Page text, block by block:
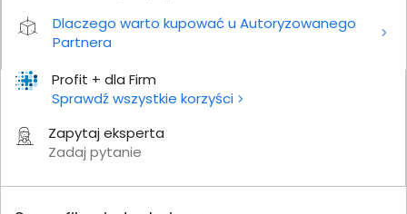
Profit + dla Firm
Sprawdź wszystkie korzyści
Zapytaj eksperta
Zadaj pytanie
Dlaczego warto kupować u Autoryzowanego
Partnera